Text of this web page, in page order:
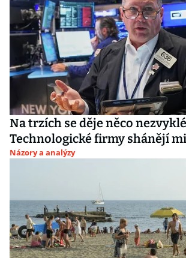
Na trzích se děje něco
Technologické firmy shánějí
Názory a analýzy